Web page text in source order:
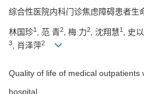
综合性医院内科门诊焦虑障碍患者生
林国珍1 , 范 青2, 梅 力2, 沈翔慧1 , 史
3, 肖泽萍2
Quality of life of medical outpatients
hospital